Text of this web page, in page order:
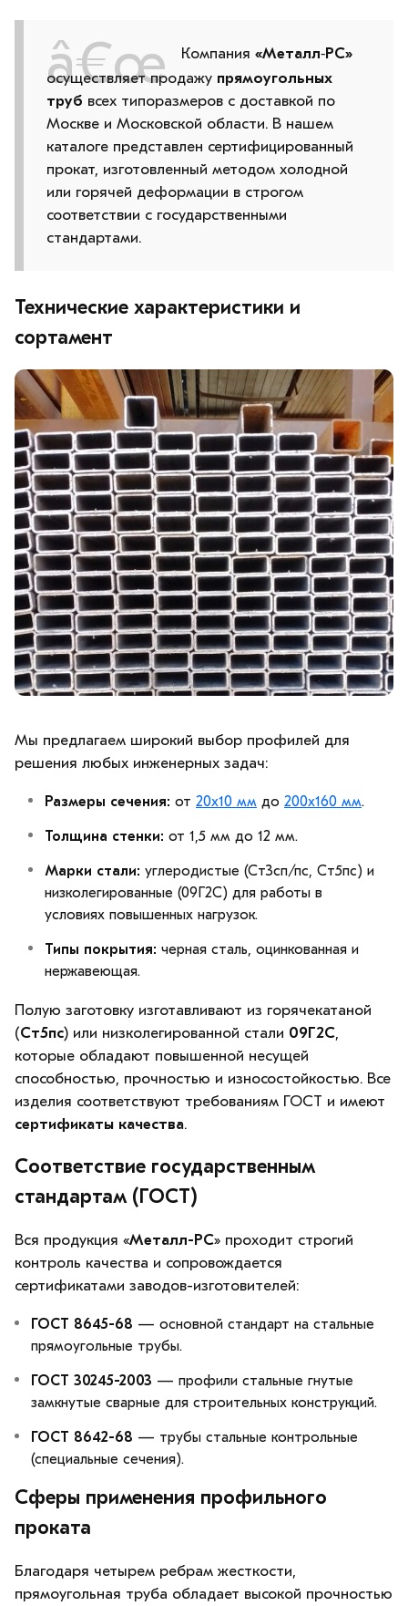
Компания «Металл‑РС»
осуществляет продажу прямоугольных
труб всех типоразмеров с доставкой по
Москве и Московской области. В нашем
каталоге представлен сертифицированный
прокат, изготовленный методом холодной
или горячей деформации в строгом
соответствии с государственными
стандартами.
Технические характеристики и
сортамент
Мы предлагаем широкий выбор профилей для
решения любых инженерных задач:
Размеры сечения: от 20х10 мм до 200х160 мм.
Толщина стенки: от 1,5 мм до 12 мм.
Марки стали: углеродистые (Ст3сп/пс, Ст5пс) и
низколегированные (09Г2С) для работы в
условиях повышенных нагрузок.
Типы покрытия: черная сталь, оцинкованная и
нержавеющая.
Полую заготовку изготавливают из горячекатаной
(Ст5пс) или низколегированной стали 09Г2С,
которые обладают повышенной несущей
способностью, прочностью и износостойкостью. Все
изделия соответствуют требованиям ГОСТ и имеют
сертификаты качества.
Соответствие государственным
стандартам (ГОСТ)
Вся продукция «Металл-РС» проходит строгий
контроль качества и сопровождается
сертификатами заводов-изготовителей:
ГОСТ 8645-68 — основной стандарт на стальные
прямоугольные трубы.
ГОСТ 30245-2003 — профили стальные гнутые
замкнутые сварные для строительных конструкций.
ГОСТ 8642-68 — трубы стальные контрольные
(специальные сечения).
Сферы применения профильного
проката
Благодаря четырем ребрам жесткости,
прямоугольная труба обладает высокой прочностью